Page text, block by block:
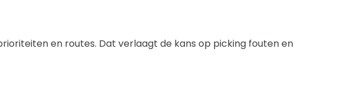
en routes. Dat verlaagt de kans op picking fouten en